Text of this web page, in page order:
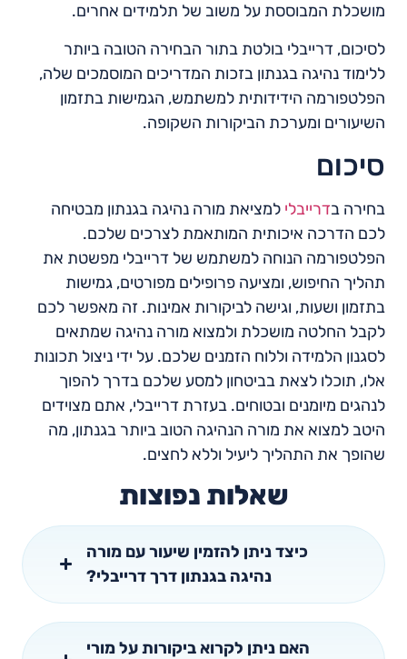
מושכלת המבוססת על משוב של תלמידים אחרים.
לסיכום, דרייבלי בולטת בתור הבחירה הטובה ביותר
ללימוד נהיגה בגנתון בזכות המדריכים המוסמכים שלה,
הפלטפורמה הידידותית למשתמש, הגמישות בתזמון
השיעורים ומערכת הביקורות השקופה.
סיכום
בחירה בדרייבלי למציאת מורה נהיגה בגנתון מבטיחה
לכם הדרכה איכותית המותאמת לצרכים שלכם.
הפלטפורמה הנוחה למשתמש של דרייבלי מפשטת את
תהליך החיפוש, ומציעה פרופילים מפורטים, גמישות
בתזמון ושעות, וגישה לביקורות אמינות. זה מאפשר לכם
לקבל החלטה מושכלת ולמצוא מורה נהיגה שמתאים
לסגנון הלמידה וללוח הזמנים שלכם. על ידי ניצול תכונות
אלו, תוכלו לצאת בביטחון למסע שלכם בדרך להפוך
לנהגים מיומנים ובטוחים. בעזרת דרייבלי, אתם מצוידים
היטב למצוא את מורה הנהיגה הטוב ביותר בגנתון, מה
שהופך את התהליך ליעיל וללא לחצים.
שאלות נפוצות
כיצד ניתן להזמין שיעור עם מורה
נהיגה בגנתון דרך דרייבלי?
האם ניתן לקרוא ביקורות על מורי